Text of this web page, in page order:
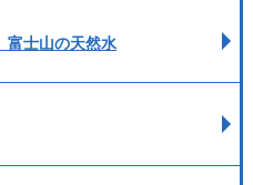
士山の天然水